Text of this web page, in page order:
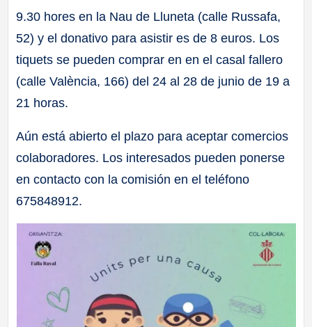
9.30 hores en la Nau de Lluneta (calle Russafa,
52) y el donativo para asistir es de 8 euros. Los
tiquets se pueden comprar en en el casal fallero
(calle València, 166) del 24 al 28 de junio de 19 a
21 horas.
Aún está abierto el plazo para aceptar comercios
colaboradores. Los interesados pueden ponerse
en contacto con la comisión en el teléfono
675848912.